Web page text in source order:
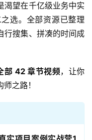
渴望在千亿级业务中实
选。全部资源已整理
行搜集、拼凑的时间成
部 42 章节视频，让你
之路！